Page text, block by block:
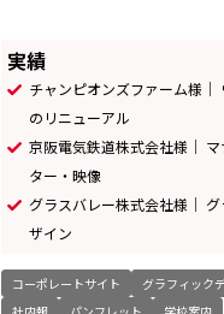
実績
チャンピオンズファーム様｜
のリニューアル
京阪電気鉄道株式会社様｜ マ
ター・映像
グラスバレー株式会社様｜
ザイン
コーポレートサイト
グラフィック